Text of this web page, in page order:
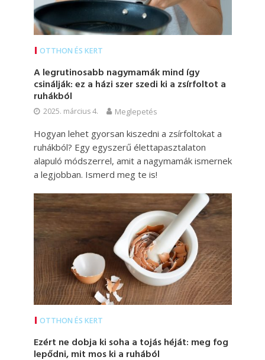
OTTHON ÉS KERT
A legrutinosabb nagymamák mind így
csinálják: ez a házi szer szedi ki a zsírfoltot a
ruhákból
2025. március 4. Meglepetés
Hogyan lehet gyorsan kiszedni a zsírfoltokat a
ruhákból? Egy egyszerű élettapasztalaton
alapuló módszerrel, amit a nagymamák ismernek
a legjobban. Ismerd meg te is!
OTTHON ÉS KERT
Ezért ne dobja ki soha a tojás héját: meg fog
lepődni, mit mos ki a ruhából